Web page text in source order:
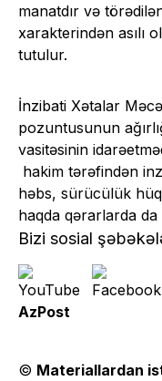
manatdır və
xarakterindən asılı
tutulur.
İnzibati Xətalar
pozuntusunun
vasitəsinin
hakim tərəfindən
həbs, sürücülük
haqda qərarlarda
Bizi sosial
AzPost
© Materiallardan